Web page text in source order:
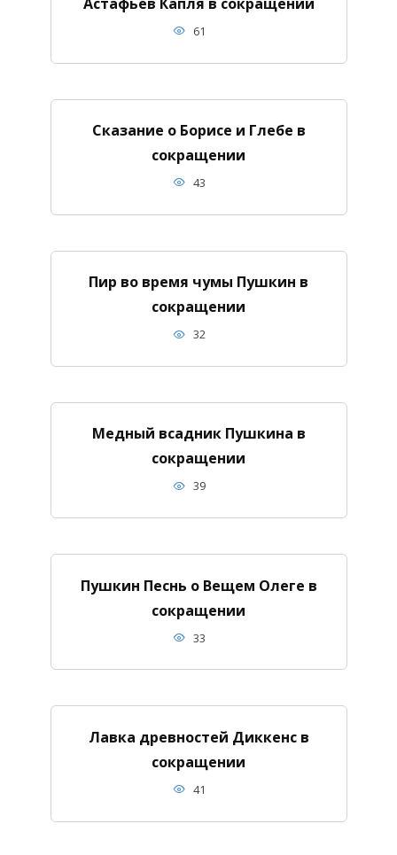
61
Сказание о Борисе и Глебе в
сокращении
43
Пир во время чумы Пушкин в
сокращении
32
Медный всадник Пушкина в
сокращении
39
Пушкин Песнь о Вещем Олеге в
сокращении
33
Лавка древностей Диккенс в
сокращении
41